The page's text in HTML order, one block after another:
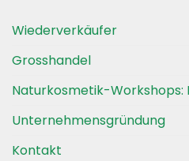
Varianten
Die
Optionen
auf
Wiederverkäufer
Grosshandel
Naturkosmetik-Workshops:
Unternehmensgründung
Kontakt